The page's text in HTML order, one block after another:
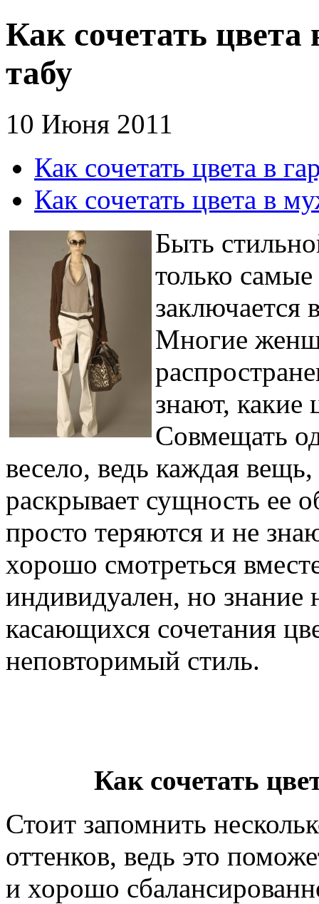
Как сочетать цвета
табу
10 Июня 2011
Как сочетать цвета в
Как сочетать цвета в
Быть
только
заключается
Многие
знают, какие
Совмещать
весело, ведь каждая
раскрывает сущность ее
просто теряются и не
хорошо смотреться
индивидуален, но знание
касающихся сочетания
неповторимый стиль.
Как сочетать
Стоит запомнить
оттенков, ведь это
и хорошо